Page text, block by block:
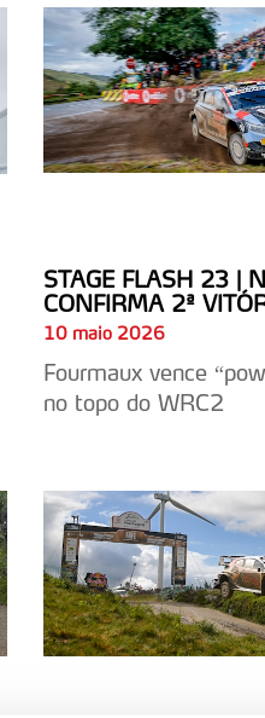
STAGE FLASH 23 |
CONFIRMA 2ª
10 maio 2026
Fourmaux vence
no topo do WRC2